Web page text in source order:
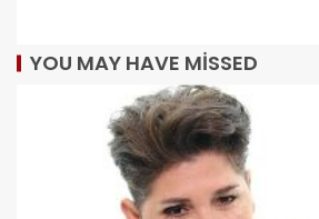
YOU MAY HAVE MISSED